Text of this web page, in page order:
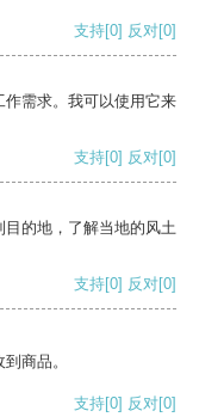
支持[0] 反对[0]
需求。我可以使用它来
支持[0] 反对[0]
的地，了解当地的风土
支持[0] 反对[0]
商品。
支持[0] 反对[0]